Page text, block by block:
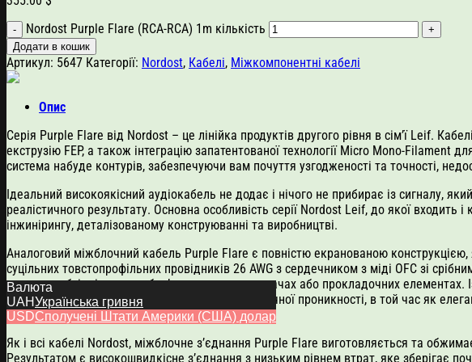
Nordost Purple Flare (RCA-RCA) 1m кількість
Додати в кошик
Артикул: 5647 Категорії: Nordost, Кабелі, Міжкомпонентні кабелі
Опис
Серія Purple Flare від Nordost – це лінійка продуктів другого рівня в сім’ї Leif.
екструзію FEP, а також інтеграцію запатентованої технології Micro Mono-
система набуде контурів, забезпечуючи вам почуття узгодженості та точності,
Ідеальний високоякісний аудіокабель не додає і нічого не прибирає із сигналу,
реалістичного результату. Основна особливість серії Nordost Leif, до якої
інжинірингу, деталізованому конструюванні та виробництві.
Аналоговий міжблочний кабель Purple Flare є повністю екранованою
суцільних товстопрофільних провідників 26 AWG з сердечником з міді OFC зі
усуває необхідність в необов’язкових наповнювачах або прокладочних
забезпечення чудових характеристик діелектричної проникності, в той час як
заземлення.
Як і всі кабелі Nordost, міжблочне з’єднання Purple Flare виготовляється та
Результатом є високошвидкісне з’єднання з низьким рівнем втрат, яке зберігає
Валюта
UAHУкраїнська гривня
USDСполучені Штати Америки (США) долар